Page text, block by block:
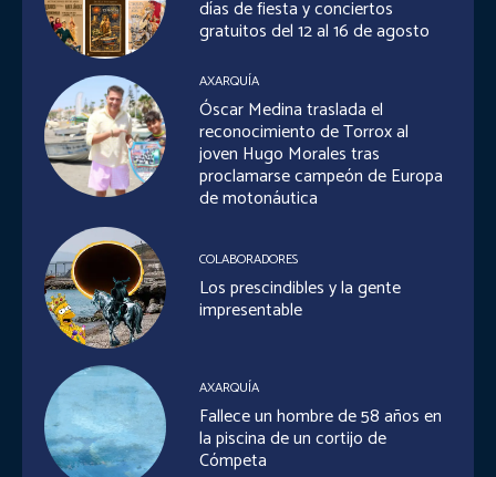
días de fiesta y conciertos
gratuitos del 12 al 16 de agosto
AXARQUÍA
Óscar Medina traslada el
reconocimiento de Torrox al
joven Hugo Morales tras
proclamarse campeón de Europa
de motonáutica
COLABORADORES
Los prescindibles y la gente
impresentable
AXARQUÍA
Fallece un hombre de 58 años en
la piscina de un cortijo de
Cómpeta